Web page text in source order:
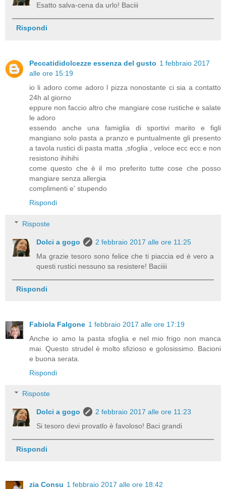
Esatto salva-cena da urlo! Baciii
Rispondi
Peccatididolcezze essenza del gusto 1 febbraio 2017
alle ore 15:19
io li adoro come adoro l pizza nonostante ci sia a contatto
24h al giorno
eppure non faccio altro che mangiare cose rustiche e salate
le adoro
essendo anche una famiglia di sportivi marito e figli
mangiano solo pasta a pranzo e puntualmente gli presento
a tavola rustici di pasta matta ,sfoglia , veloce ecc ecc e non
resistono ihihihi
come questo che è il mo preferito tutte cose che posso
mangiare senza allergia
complimenti e' stupendo
Rispondi
Risposte
Dolci a gogo
2 febbraio 2017 alle ore 11:25
Ma grazie tesoro sono felice che ti piaccia ed è vero a
questi rustici nessuno sa resistere! Baciiii
Rispondi
Fabiola Falgone 1 febbraio 2017 alle ore 17:19
Anche io amo la pasta sfoglia e nel mio frigo non manca
mai. Questo strudel è molto sfizioso e golosissimo. Bacioni
e buona serata.
Rispondi
Risposte
Dolci a gogo
2 febbraio 2017 alle ore 11:23
Si tesoro devi provatlo è favoloso! Baci grandi
Rispondi
zia Consu 1 febbraio 2017 alle ore 18:42